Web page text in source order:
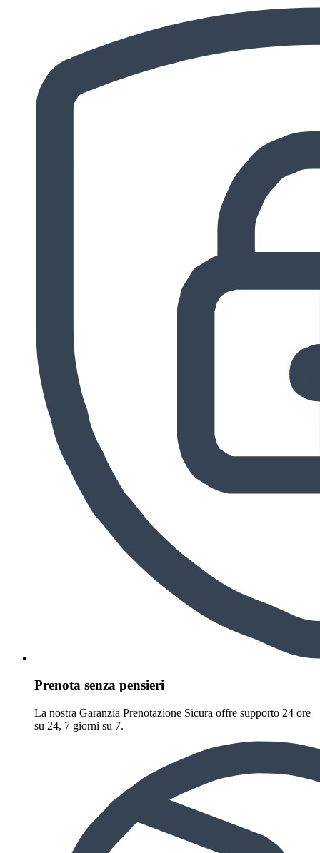
Prenota senza pensieri
La nostra Garanzia Prenotazione Sicura offre supporto 24 ore
su 24, 7 giorni su 7.